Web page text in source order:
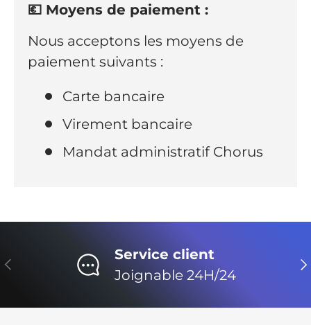
💶 Moyens de paiement :
Nous acceptons les moyens de
paiement suivants :
Carte bancaire
Virement bancaire
Mandat administratif Chorus
Précédent
Service client
Joignable 24H/24